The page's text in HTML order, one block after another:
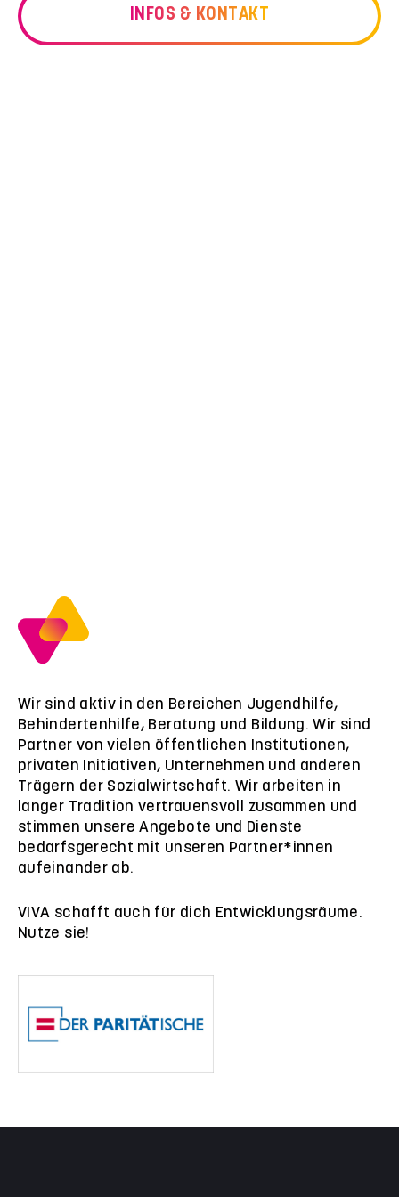
INFOS & KONTAKT
Wir sind aktiv in den Bereichen Jugendhilfe,
Behindertenhilfe, Beratung und Bildung. Wir sind
Partner von vielen öffentlichen Institutionen,
privaten Initiativen, Unternehmen und anderen
Trägern der Sozialwirtschaft. Wir arbeiten in
langer Tradition vertrauensvoll zusammen und
stimmen unsere Angebote und Dienste
bedarfsgerecht mit unseren Partner*innen
aufeinander ab.
VIVA schafft auch für dich Entwicklungsräume.
Nutze sie!